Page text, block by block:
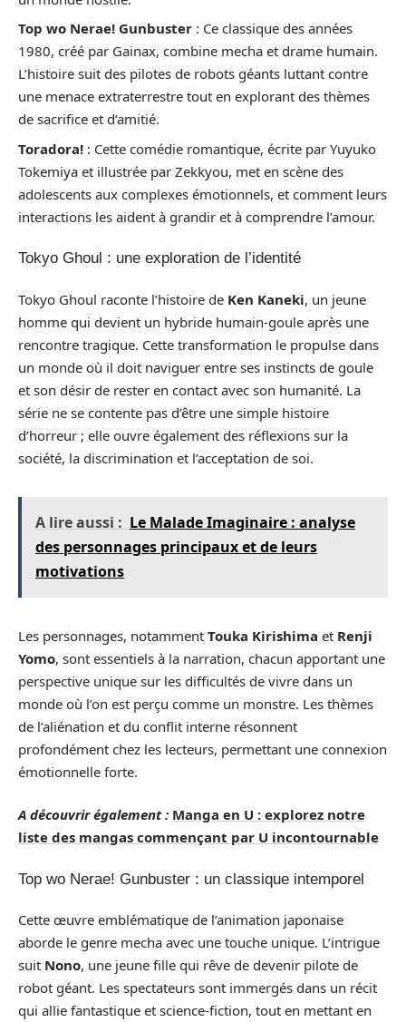
Top wo Nerae! Gunbuster : Ce classique des années
1980, créé par Gainax, combine mecha et drame humain.
L’histoire suit des pilotes de robots géants luttant contre
une menace extraterrestre tout en explorant des thèmes
de sacrifice et d’amitié.
Toradora! : Cette comédie romantique, écrite par Yuyuko
Tokemiya et illustrée par Zekkyou, met en scène des
adolescents aux complexes émotionnels, et comment leurs
interactions les aident à grandir et à comprendre l’amour.
Tokyo Ghoul : une exploration de l’identité
Tokyo Ghoul raconte l’histoire de Ken Kaneki, un jeune
homme qui devient un hybride humain-goule après une
rencontre tragique. Cette transformation le propulse dans
un monde où il doit naviguer entre ses instincts de goule
et son désir de rester en contact avec son humanité. La
série ne se contente pas d’être une simple histoire
d’horreur ; elle ouvre également des réflexions sur la
société, la discrimination et l’acceptation de soi.
A lire aussi : Le Malade Imaginaire : analyse
des personnages principaux et de leurs
motivations
Les personnages, notamment Touka Kirishima et Renji
Yomo, sont essentiels à la narration, chacun apportant une
perspective unique sur les difficultés de vivre dans un
monde où l’on est perçu comme un monstre. Les thèmes
de l’aliénation et du conflit interne résonnent
profondément chez les lecteurs, permettant une connexion
émotionnelle forte.
A découvrir également : Manga en U : explorez notre
liste des mangas commençant par U incontournable
Top wo Nerae! Gunbuster : un classique intemporel
Cette œuvre emblématique de l’animation japonaise
aborde le genre mecha avec une touche unique. L’intrigue
suit Nono, une jeune fille qui rêve de devenir pilote de
robot géant. Les spectateurs sont immergés dans un récit
qui allie fantastique et science-fiction, tout en mettant en